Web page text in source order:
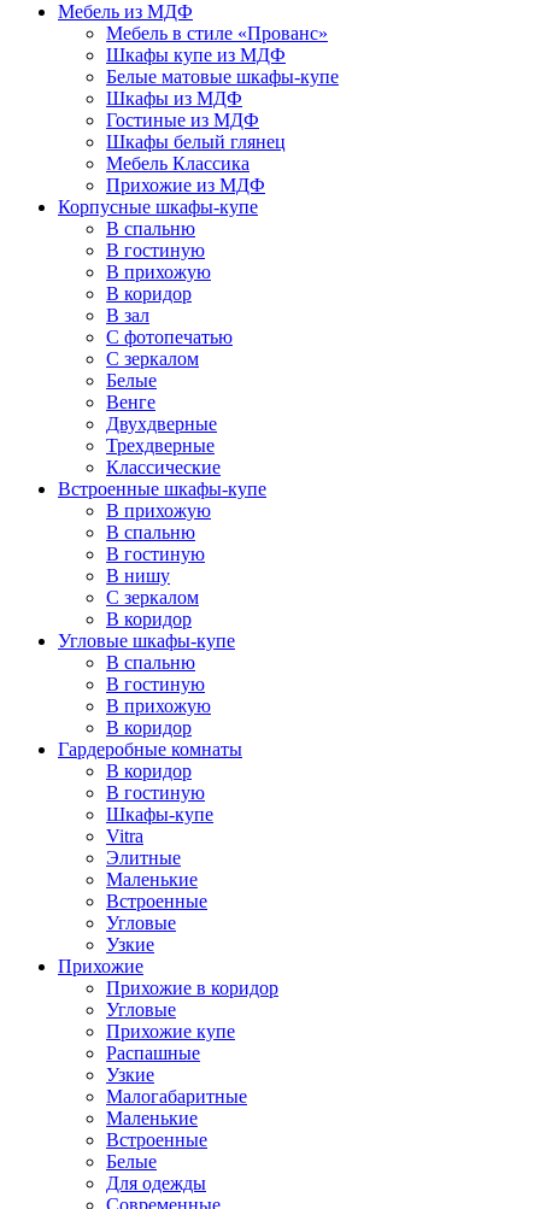
Мебель из МДФ
Мебель в стиле «Прованс»
Шкафы купе из МДФ
Белые матовые шкафы-купе
Шкафы из МДФ
Гостиные из МДФ
Шкафы белый глянец
Мебель Классика
Прихожие из МДФ
Корпусные шкафы-купе
В спальню
В гостиную
В прихожую
В коридор
В зал
С фотопечатью
С зеркалом
Белые
Венге
Двухдверные
Трехдверные
Классические
Встроенные шкафы-купе
В прихожую
В спальню
В гостиную
В нишу
С зеркалом
В коридор
Угловые шкафы-купе
В спальню
В гостиную
В прихожую
В коридор
Гардеробные комнаты
В коридор
В гостиную
Шкафы-купе
Vitra
Элитные
Маленькие
Встроенные
Угловые
Узкие
Прихожие
Прихожие в коридор
Угловые
Прихожие купе
Распашные
Узкие
Малогабаритные
Маленькие
Встроенные
Белые
Для одежды
Современные